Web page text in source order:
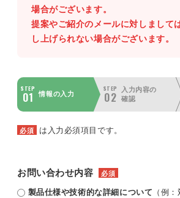
場合がございます。
提案やご紹介のメールに対しまして
し上げられない場合がございます。
STEP
01 情報の入力
STEP
02
入力内容の
確認
必須 は入力必須項目です。
お問い合わせ内容 必須
製品仕様や技術的な詳細について （例